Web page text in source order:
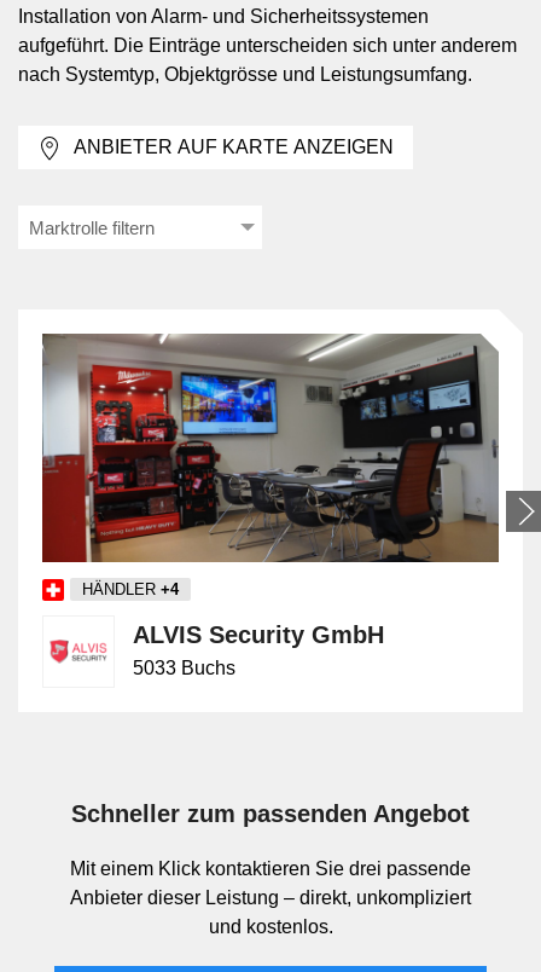
Nachrüstungen und beim Ersatz veralteter Anlagen an.
Häufig betroffen sind Wohnhäuser, Gewerbeflächen,
Büros, Verkaufsräume, Lagerbereiche und technische
ob der Betrieb während der Arbeiten weiterläuft und ob
Vor der eigentlichen Montage werden die vorgesehenen
Positionen der Komponenten mit den baulichen
Gegebenheiten abgeglichen. Danach folgen Befestigung,
Anschluss, Systemeinrichtung und ein abgestufter
Funktionstest einzelner und zusammenhängender
Bereiche. Zur Installation gehört in der Regel auch die
Übergabe der Anlage im betriebsbereiten Zustand,
die Bedienung.
Abgrenzung zu Verkauf,
physischen und technischen Einbau der Anlage vor Ort.
Komponenten, jedoch nicht zwingend deren Montage. Die
Alarmaufschaltung bezieht sich auf die Verbindung einer
installierten Anlage mit einer externen Stelle zur
Installation von Alarm- und Sicherheitssystemen
aufgeführt. Die Einträge unterscheiden sich unter anderem
nach Systemtyp, Objektgrösse und Leistungsumfang.
ANBIETER AUF KARTE ANZEIGEN
Marktrolle filtern
HÄNDLER +4
ALVIS Security GmbH
5033 Buchs
Schneller zum passenden Angebot
Mit einem Klick kontaktieren Sie drei passende
Anbieter dieser Leistung – direkt, unkompliziert
und kostenlos.